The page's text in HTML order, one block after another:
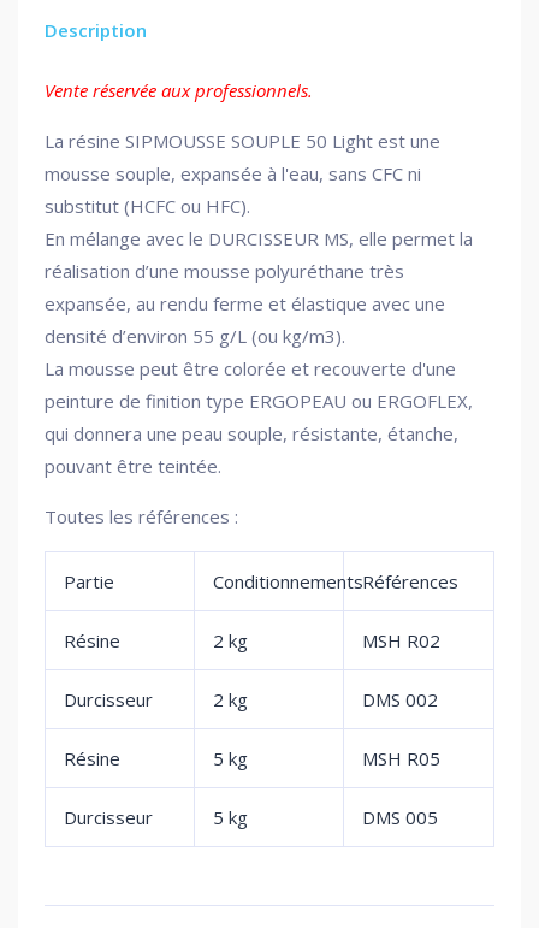
Description
Vente réservée aux professionnels.
La résine SIPMOUSSE SOUPLE 50 Light est une
mousse souple, expansée à l'eau, sans CFC ni
substitut (HCFC ou HFC).
En mélange avec le DURCISSEUR MS, elle permet la
réalisation d’une mousse polyuréthane très
expansée, au rendu ferme et élastique avec une
densité d’environ 55 g/L (ou kg/m3).
La mousse peut être colorée et recouverte d'une
peinture de finition type ERGOPEAU ou ERGOFLEX,
qui donnera une peau souple, résistante, étanche,
pouvant être teintée.
Toutes les références :
Partie ConditionnementsRéférences
Résine 2 kg MSH R02
Durcisseur 2 kg DMS 002
Résine 5 kg MSH R05
Durcisseur 5 kg DMS 005